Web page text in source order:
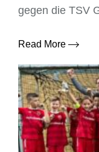
gegen die TSV
Read More